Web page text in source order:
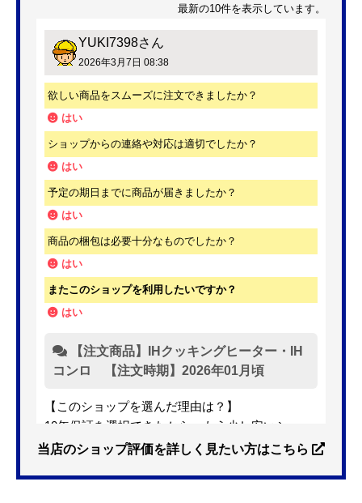
最新の10件を表示しています。
YUKI7398さん
2026年3月7日 08:38
欲しい商品をスムーズに注文できましたか？
はい
ショップからの連絡や対応は適切でしたか？
はい
予定の期日までに商品が届きましたか？
はい
商品の梱包は必要十分なものでしたか？
はい
またこのショップを利用したいですか？
はい
【注文商品】IHクッキングヒーター・IH
コンロ 【注文時期】2026年01月頃
【このショップを選んだ理由は？】
10年保証を選択できたから。もう少し安いショッ
プも有ったが、5年保証しかなかった。
当店のショップ評価を詳しく見たい方はこちら